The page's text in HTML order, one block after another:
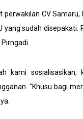
CV
yang sudah
kami
"Khusu bagi